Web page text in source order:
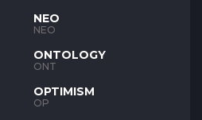
NEO
NEO
ONTOLOGY
ONT
OPTIMISM
OP